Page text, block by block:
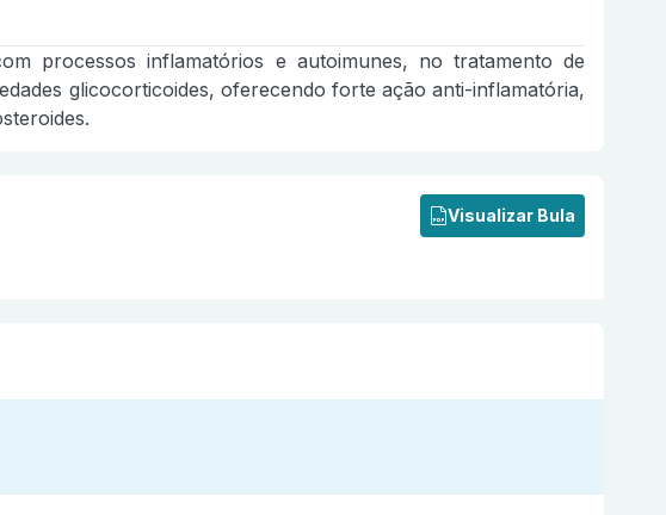
processos inflamatórios e autoimunes, no tratamento de
glicocorticoides, oferecendo forte ação anti-inflamatória,
Visualizar Bula